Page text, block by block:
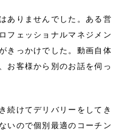
ありませんでした。ある営
フェッショナルマネジメン
きっかけでした。動画自体
お客様から別のお話を伺っ
続けてデリバリーをしてき
いので個別最適のコーチン